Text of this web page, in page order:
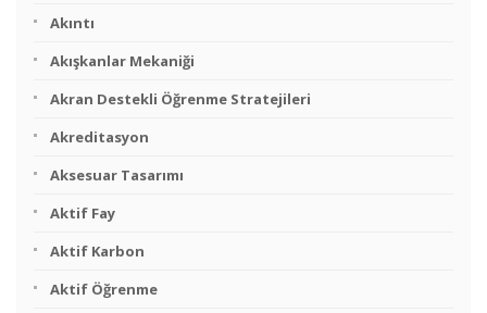
Akıntı
Akışkanlar Mekaniği
Akran Destekli Öğrenme Stratejileri
Akreditasyon
Aksesuar Tasarımı
Aktif Fay
Aktif Karbon
Aktif Öğrenme